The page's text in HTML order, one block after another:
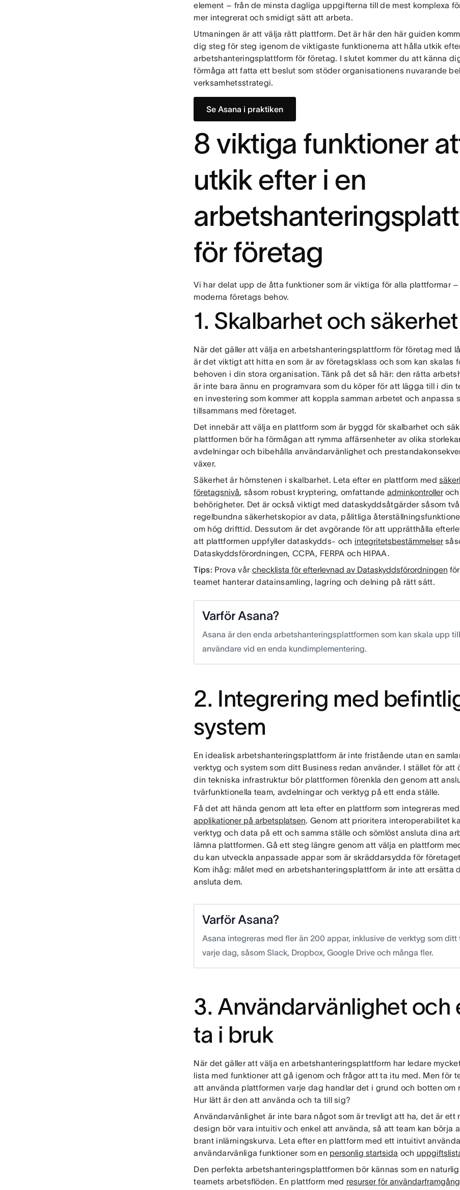
element – från de minsta dagliga uppgifterna till de mest komplexa
mer integrerat och smidigt sätt att arbeta.
Utmaningen är att välja rätt plattform. Det är här den här guiden
dig steg för steg igenom de viktigaste funktionerna att hålla utkik
arbetshanteringsplattform för företag. I slutet kommer du att känna
förmåga att fatta ett beslut som stöder organisationens nuvarande
verksamhetsstrategi.
Se Asana i praktiken
8 viktiga funktioner
utkik efter i en
för företag
Vi har delat upp de åtta funktioner som är viktiga för alla plattformar
moderna företags behov.
1. Skalbarhet och säkerhet
När det gäller att välja en arbetshanteringsplattform för företag med
är det viktigt att hitta en som är av företagsklass och som kan skalas
behoven i din stora organisation. Tänk på det så här: den rätta
är inte bara ännu en programvara som du köper för att lägga till i din
en investering som kommer att koppla samman arbetet och anpassa
tillsammans med företaget.
Det innebär att välja en plattform som är byggd för skalbarhet och
plattformen bör ha förmågan att rymma affärsenheter av olika
avdelningar och bibehålla användarvänlighet och
växer.
Säkerhet är hörnstenen i skalbarhet. Leta efter en plattform med
företagsnivå, såsom robust kryptering, omfattande adminkontrolleroch
behörigheter. Det är också viktigt med dataskyddsåtgärder såsom
regelbundna säkerhetskopior av data, pålitliga
om hög drifttid. Dessutom är det avgörande för att upprätthålla
att plattformen uppfyller dataskydds- och integritetsbestämmelser
Dataskyddsförordningen, CCPA, FERPA och HIPAA.
Tips: Prova vår checklista för efterlevnad av Dataskyddsförordningen
teamet hanterar datainsamling, lagring och delning på rätt sätt.
Varför Asana?
Asana är den enda arbetshanteringsplattformen som kan skala upp
användare vid en enda kundimplementering.
2. Integrering med
system
En idealisk arbetshanteringsplattform är inte fristående utan en
verktyg och system som ditt Business redan använder. I stället för att
din tekniska infrastruktur bör plattformen förenkla den genom att
tvärfunktionella team, avdelningar och verktyg på ett enda ställe.
Få det att hända genom att leta efter en plattform som integreras
applikationer på arbetsplatsen. Genom att prioritera interoperabilitet
verktyg och data på ett och samma ställe och sömlöst ansluta dina
lämna plattformen. Gå ett steg längre genom att välja en plattform
du kan utveckla anpassade appar som är skräddarsydda för
Kom ihåg: målet med en arbetshanteringsplattform är inte att ersätta
ansluta dem.
Varför Asana?
Asana integreras med fler än 200 appar, inklusive de verktyg som ditt
varje dag, såsom Slack, Dropbox, Google Drive och många fler.
3. Användarvänlighet och
ta i bruk
När det gäller att välja en arbetshanteringsplattform har ledare
lista med funktioner att gå igenom och frågor att ta itu med. Men för
att använda plattformen varje dag handlar det i grund och botten om
Hur lätt är den att använda och ta till sig?
Användarvänlighet är inte bara något som är trevligt att ha, det är ett
design bör vara intuitiv och enkel att använda, så att team kan börja
brant inlärningskurva. Leta efter en plattform med ett intuitivt
användarvänliga funktioner som en personlig startsida och
Den perfekta arbetshanteringsplattformen bör kännas som en
teamets arbetsflöden. En plattform med resurser för